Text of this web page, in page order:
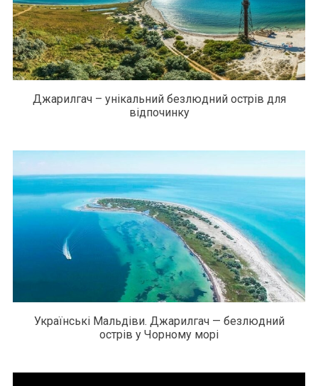
Джарилгач – унікальний безлюдний острів для
відпочинку
Українські Мальдіви. Джарилгач — безлюдний
острів у Чорному морі